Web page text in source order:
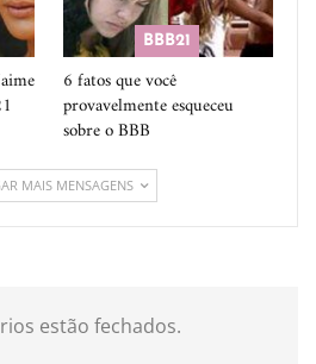
BBB21
6 fatos que você
provavelmente esqueceu
sobre o BBB
MAIS MENSAGENS
estão fechados.